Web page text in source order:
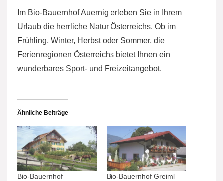
Im Bio-Bauernhof Auernig erleben Sie in Ihrem
Urlaub die herrliche Natur Österreichs. Ob im
Frühling, Winter, Herbst oder Sommer, die
Ferienregionen Österreichs bietet Ihnen ein
wunderbares Sport- und Freizeitangebot.
Ähnliche Beiträge
Bio-Bauernhof
Bio-Bauernhof Greiml